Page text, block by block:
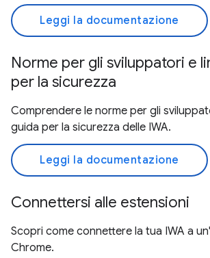
Leggi la documentazione
Norme per gli sviluppatori e
per la sicurezza
Comprendere le norme per gli
guida per la sicurezza delle IWA.
Leggi la documentazione
Connettersi alle estensioni
Scopri come connettere la tua IWA a
Chrome.